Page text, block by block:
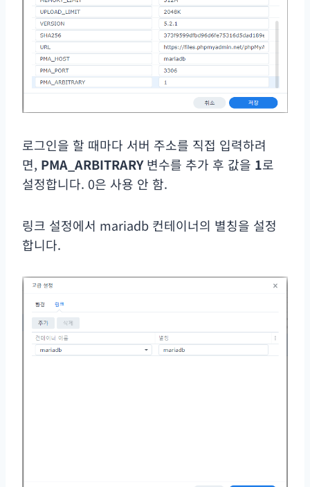
로그인을 할 때마다 서버 주소를 직접 입력하려
면, PMA_ARBITRARY변수를 추가 후 값을 1로
설정합니다. 0은 사용 안 함.
링크 설정에서 mariadb 컨테이너의 별칭을 설정
합니다.